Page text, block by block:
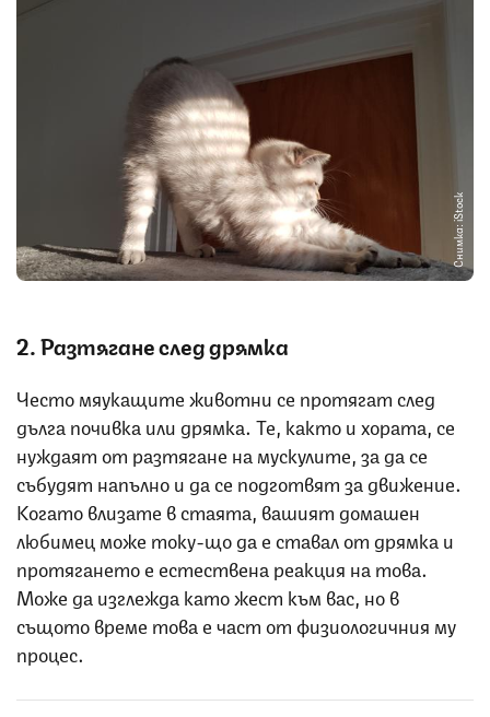
Снимка: iStock
2. Разтягане след дрямка
Често мяукащите животни се протягат след
дълга почивка или дрямка. Те, както и хората, се
нуждаят от разтягане на мускулите, за да се
събудят напълно и да се подготвят за движение.
Когато влизате в стаята, вашият домашен
любимец може току-що да е ставал от дрямка и
протягането е естествена реакция на това.
Може да изглежда като жест към вас, но в
същото време това е част от физиологичния му
процес.